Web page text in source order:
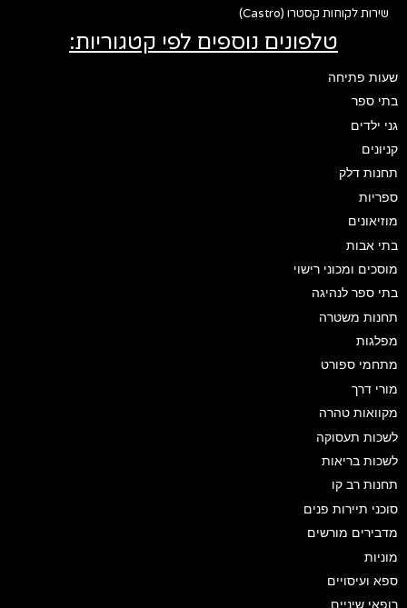
שירות לקוחות קסטרו (Castro)
טלפונים נוספים לפי קטגוריות:
שעות פתיחה
בתי ספר
גני ילדים
קניונים
תחנות דלק
ספריות
מוזיאונים
בתי אבות
מוסכים ומכוני רישוי
בתי ספר לנהיגה
תחנות משטרה
מפלגות
מתחמי ספורט
מורי דרך
מקוואות טהרה
לשכות תעסוקה
לשכות בריאות
תחנות רב קו
סוכני תיירות פנים
מדבירים מורשים
מוניות
ספא ועיסויים
רופאי שיניים